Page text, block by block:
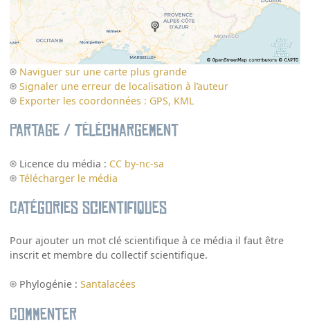
Naviguer sur une carte plus grande
Signaler une erreur de localisation à l’auteur
Exporter les coordonnées : GPS, KML
Partage / Téléchargement
Licence du média : CC by-nc-sa
Télécharger le média
Catégories scientifiques
Pour ajouter un mot clé scientifique à ce média il faut être
inscrit et membre du collectif scientifique.
Phylogénie :Santalacées
Commenter